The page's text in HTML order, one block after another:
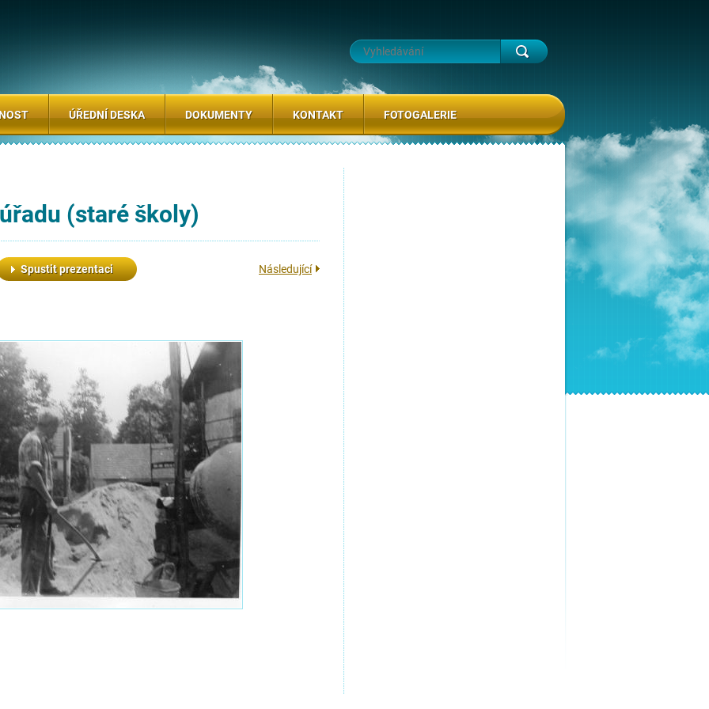
(staré školy)
Spustit prezentaci Následující
ÚŘEDNÍ DESKA DOKUMENTY KONTAKT FOTOGALERIE